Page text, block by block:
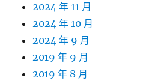
2024 年 11 月
2024 年 10 月
2024 年 9 月
2019 年 9 月
2019 年 8 月